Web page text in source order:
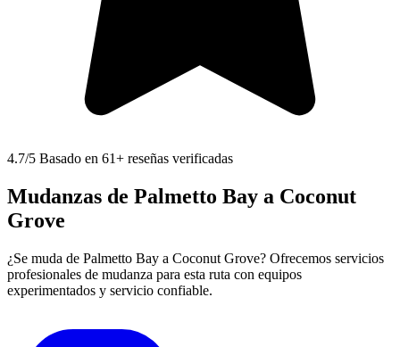
4.7/5 Basado en 61+ reseñas verificadas
Mudanzas de Palmetto Bay a Coconut
Grove
¿Se muda de Palmetto Bay a Coconut Grove? Ofrecemos servicios
profesionales de mudanza para esta ruta con equipos
experimentados y servicio confiable.